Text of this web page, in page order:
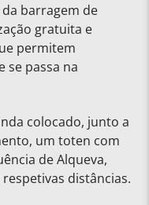
barragem de
gratuita e
permitem
se passa na
colocado, junto a
um toten com
de Alqueva,
distâncias.